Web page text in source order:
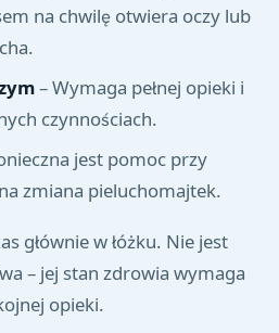
na chwilę otwiera oczy lub
– Wymaga pełnej opieki i
czynnościach.
jest pomoc przy
zmiana pieluchomajtek.
głównie w łóżku. Nie jest
– jej stan zdrowia wymaga
opieki.